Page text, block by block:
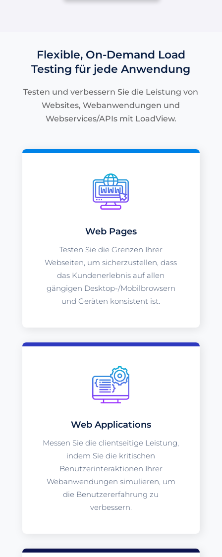
Flexible, On-Demand Load
Testing für jede Anwendung
Testen und verbessern Sie die Leistung von
Websites, Webanwendungen und
Webservices/APIs mit LoadView.
Web Pages
Testen Sie die Grenzen Ihrer
Webseiten, um sicherzustellen, dass
das Kundenerlebnis auf allen
gängigen Desktop-/Mobilbrowsern
und Geräten konsistent ist.
Web Applications
Messen Sie die clientseitige Leistung,
indem Sie die kritischen
Benutzerinteraktionen Ihrer
Webanwendungen simulieren, um
die Benutzererfahrung zu
verbessern.